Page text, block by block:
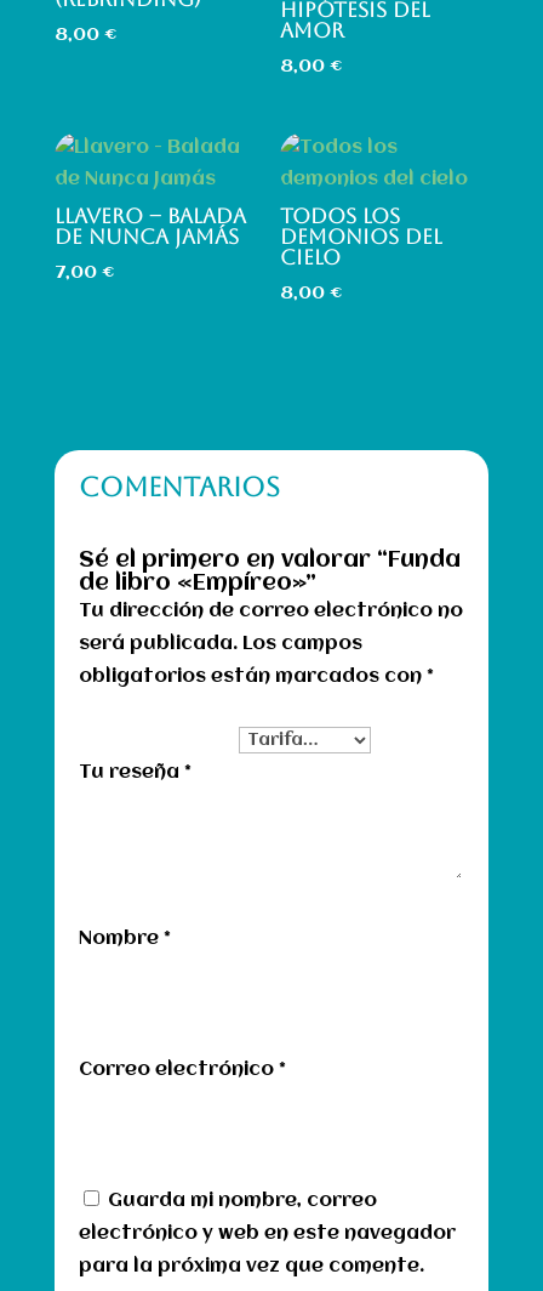
8,00 €
HIPÓTESIS DEL
AMOR
8,00€
LLAVERO – BALADA
DE NUNCA JAMÁS
7,00 €
TODOS LOS
DEMONIOS DEL
CIELO
8,00€
COMENTARIOS
Sé el primero en valorar “Funda
de libro «Empíreo»”
Tu dirección de correo electrónico no
será publicada. Los campos
obligatorios están marcados con *
Tu reseña *
Nombre *
Correo electrónico *
Guarda mi nombre, correo
electrónico y web en este navegador
para la próxima vez que comente.